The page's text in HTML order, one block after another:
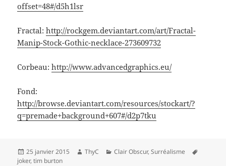
offset=48#/d5h1lsr
Fractal:http://rockgem.deviantart.com/art/Fractal-
Manip-Stock-Gothic-necklace-273609732
Corbeau:http://www.advancedgraphics.eu/
Fond:
http://browse.deviantart.com/resources/stockart/?
q=premade+background+607#/d2p7tku
Publié
le
25 janvier 2015 Auteur
ThyC Catégories
Clair Obscur,Surréalisme
joker,tim burton